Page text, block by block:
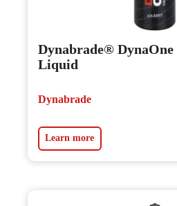
Dynabrade®
Liquid
Dynabrade
Learn more